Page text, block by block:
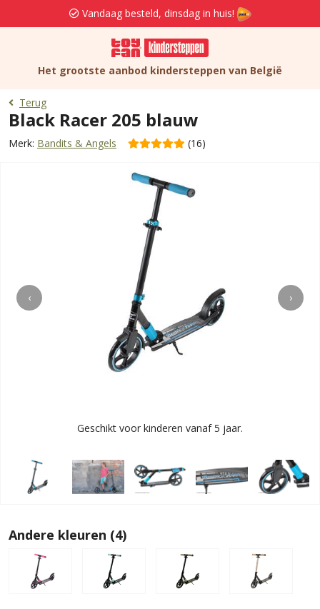
Vandaag besteld, dinsdag in huis!
Het grootste aanbod kindersteppen van België
Terug
Black Racer 205 blauw
Merk: Bandits & Angels (16)
‹ ›
Geschikt voor kinderen vanaf 5 jaar.
Andere kleuren (4)